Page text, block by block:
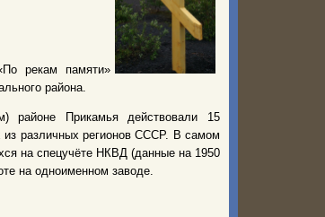
рекам памяти»
района.
районе Прикамья действовали 15
из различных регионов СССР. В самом
на спецучёте НКВД (данные на 1950
на одноименном заводе.